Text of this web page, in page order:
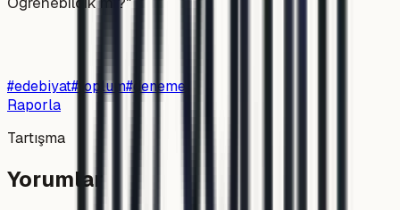
#edebiyat# toplum#deneme
Raporla
Tartışma
Yorumlar